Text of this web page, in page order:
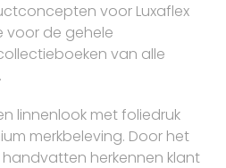
voor Luxaflex
voor de gehele
van alle
linnenlook met foliedruk
merkbeleving. Door het
herkennen klant